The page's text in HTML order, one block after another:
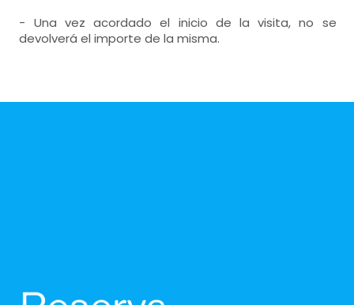
- Una vez acordado el inicio de la visita, no se
devolverá el importe de la misma.